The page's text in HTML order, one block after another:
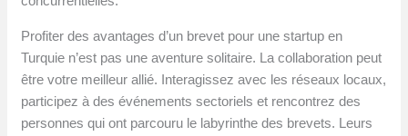
Profiter des avantages d’un brevet pour une startup en
Turquie n’est pas une aventure solitaire. La collaboration peut
être votre meilleur allié. Interagissez avec les réseaux locaux,
participez à des événements sectoriels et rencontrez des
personnes qui ont parcouru le labyrinthe des brevets. Leurs